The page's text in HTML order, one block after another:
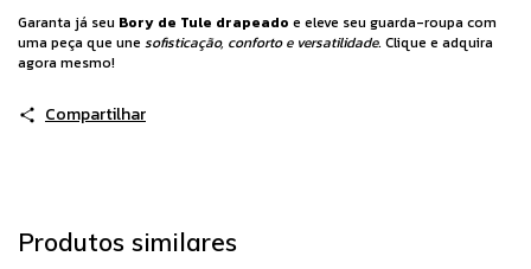
Garanta já seu Bory de Tule drapeado e eleve seu guarda-roupa com
uma peça que une sofisticação, conforto e versatilidade. Clique e adquira
agora mesmo!
Compartilhar
Produtos similares